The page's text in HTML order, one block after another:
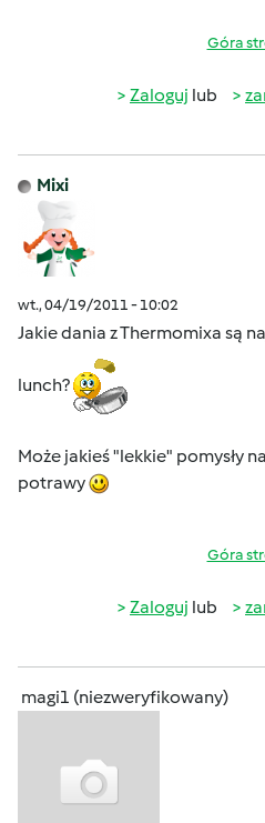
Góra
Zaloguj lub
Mixi
wt., 04/19/2011 - 10:02
Jakie dania z Thermomixa są
lunch?
Może jakieś "lekkie" pomysły
potrawy
Góra
Zaloguj lub
magi1 (niezweryfikowany)